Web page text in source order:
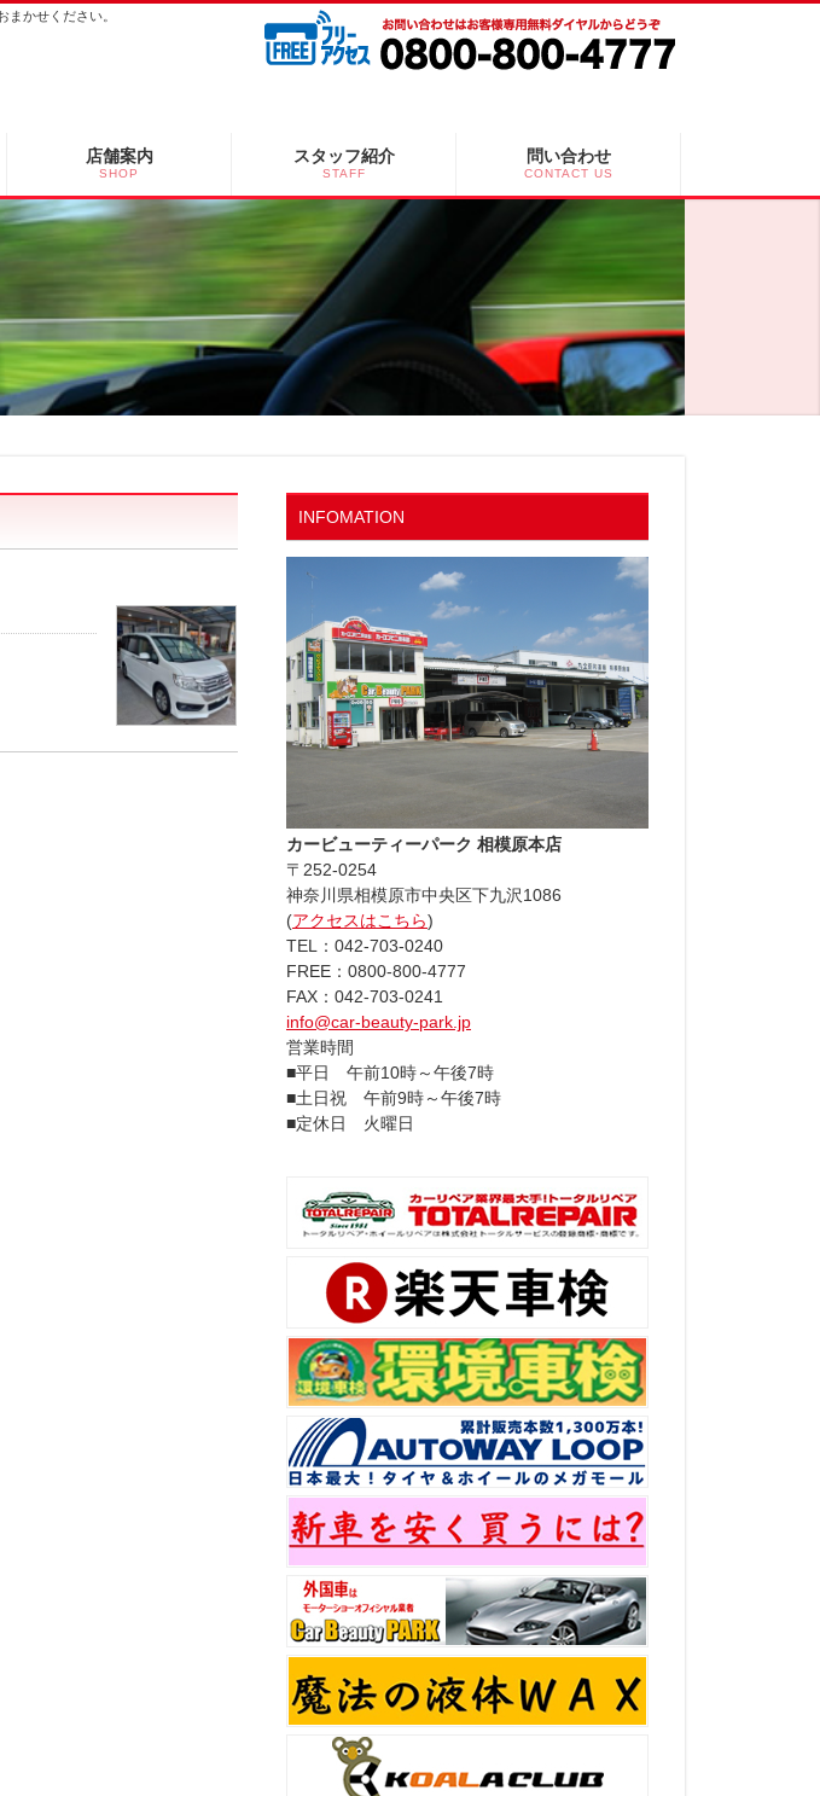
かせください。
店舗案内
SHOP
スタッフ紹介
STAFF
問い合わせ
CONTACT US
INFOMATION
カービューティーパーク 相模原本店
〒252-0254
神奈川県相模原市中央区下九沢1086
(アクセスはこちら)
TEL：042-703-0240
FREE：0800-800-4777
FAX：042-703-0241
info@car-beauty-park.jp
営業時間
■平日 午前10時～午後7時
■土日祝 午前9時～午後7時
■定休日 火曜日